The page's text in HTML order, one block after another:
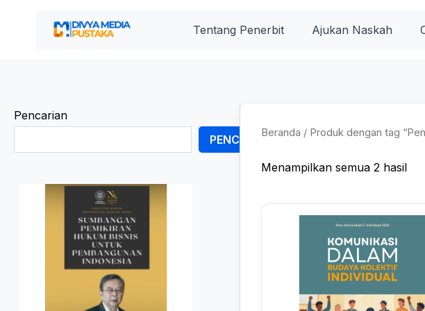
Tentang Penerbit Ajukan Naskah
Pencarian
PENCARIAN
Beranda / Produk dengan tag
Menampilkan semua 2 hasil